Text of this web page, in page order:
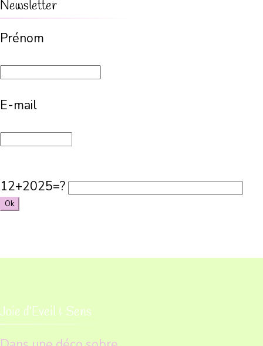
Newsletter
Prénom
E-mail
12+2025=?
Joie d’Eveil & Sens